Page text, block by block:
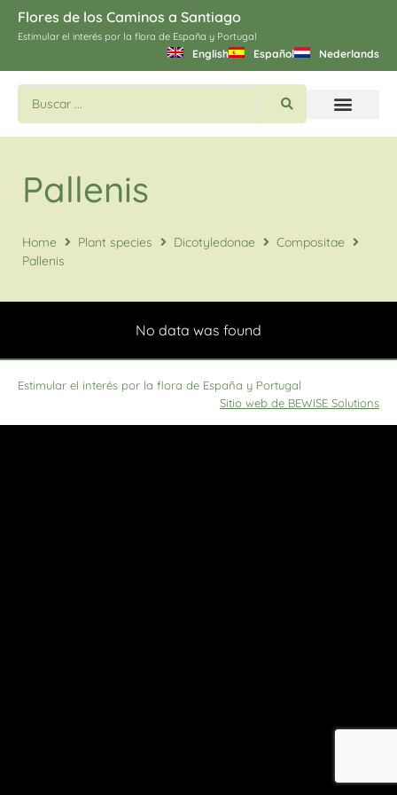
Flores de los Caminos a Santiago
Estimular el interés por la flora de España y Portugal
English Español Nederlands
Pallenis
Home Plant species Dicotyledonae
Compositae
Pallenis
No data was found
Estimular el interés por la flora de España y Portugal
Sitio web de BEWISE Solutions